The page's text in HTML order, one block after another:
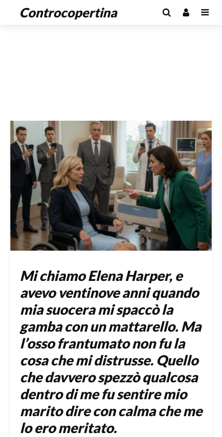
Controcopertina
Mi chiamo Elena Harper, e
avevo ventinove anni quando
mia suocera mi spaccò la
gamba con un mattarello. Ma
l’osso frantumato non fu la
cosa che mi distrusse. Quello
che davvero spezzò qualcosa
dentro di me fu sentire mio
marito dire con calma che me
lo ero meritato.